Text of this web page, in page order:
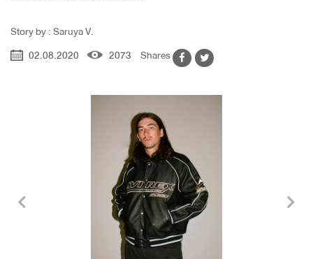
Story by : Saruya V.
02.08.2020
2073 Shares